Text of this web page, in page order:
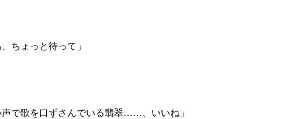
ちょっと待って」
で歌を口ずさんでいる翡翠……、いいね」